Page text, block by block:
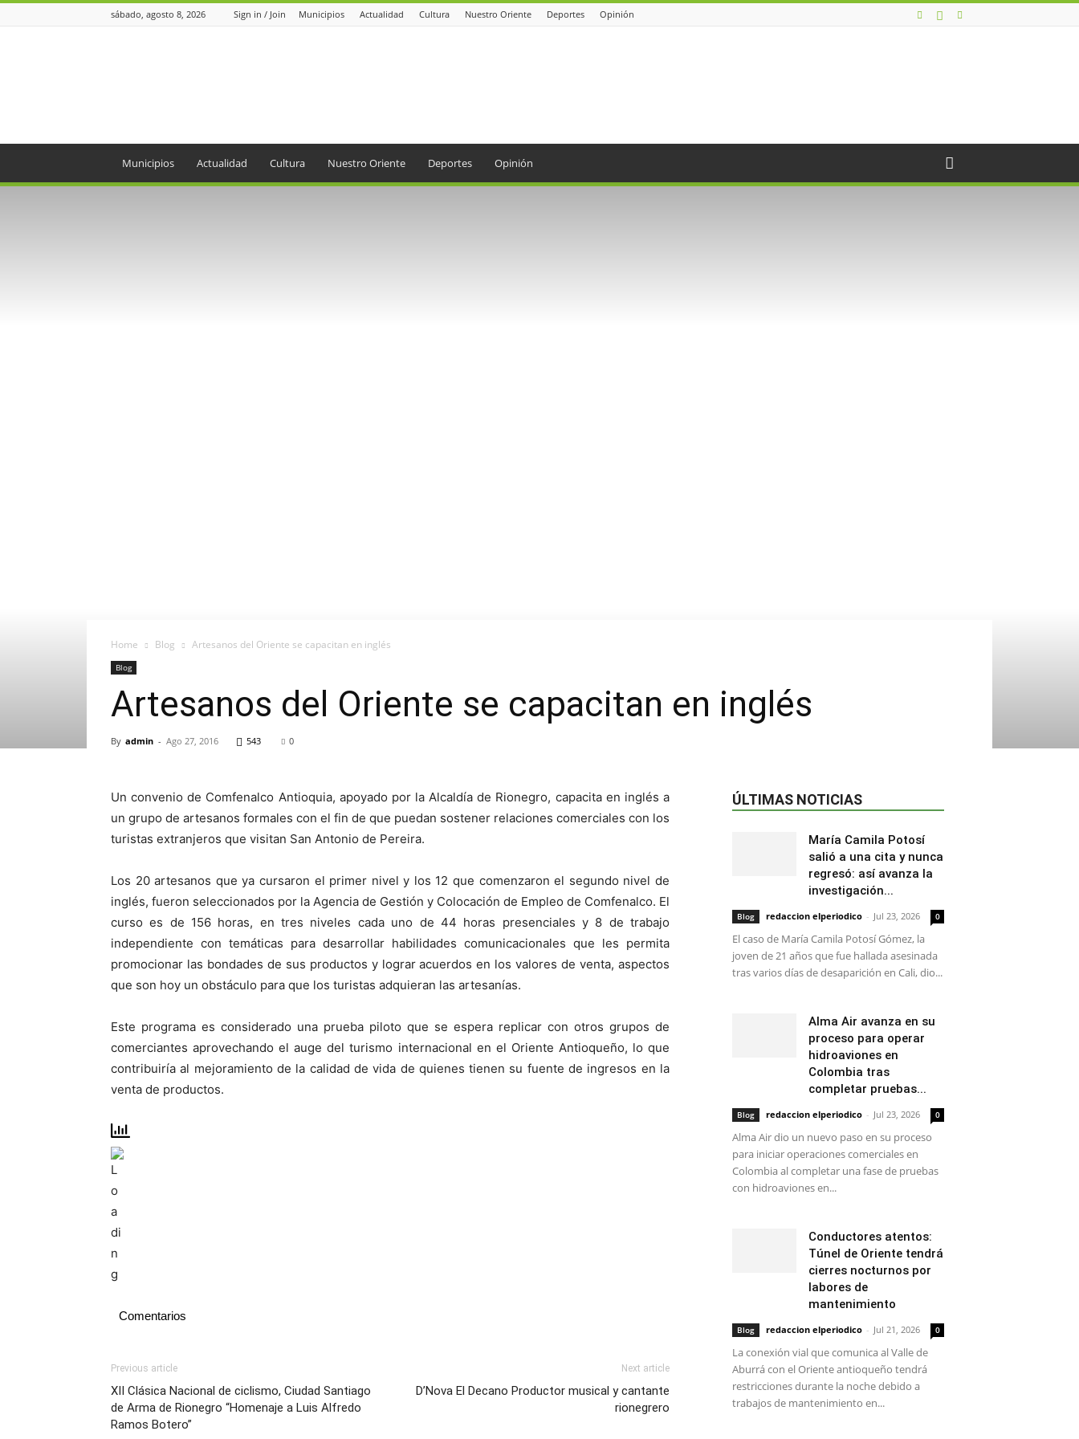
sábado, agosto 8, 2026 Sign in / Join Municipios Actualidad Cultura Nuestro Oriente Deportes Opinión
Municipios Actualidad Cultura Nuestro Oriente Deportes Opinión
Home Blog Artesanos del Oriente se capacitan en inglés
Blog
Artesanos del Oriente se capacitan en inglés
By admin - Ago 27, 2016 543 0
Un convenio de Comfenalco Antioquia, apoyado por la Alcaldía de Rionegro, capacita en inglés a
un grupo de artesanos formales con el fin de que puedan sostener relaciones comerciales con los
turistas extranjeros que visitan San Antonio de Pereira.
Los 20 artesanos que ya cursaron el primer nivel y los 12 que comenzaron el segundo nivel de
inglés, fueron seleccionados por la Agencia de Gestión y Colocación de Empleo de Comfenalco. El
curso es de 156 horas, en tres niveles cada uno de 44 horas presenciales y 8 de trabajo
independiente con temáticas para desarrollar habilidades comunicacionales que les permita
promocionar las bondades de sus productos y lograr acuerdos en los valores de venta, aspectos
que son hoy un obstáculo para que los turistas adquieran las artesanías.
Este programa es considerado una prueba piloto que se espera replicar con otros grupos de
comerciantes aprovechando el auge del turismo internacional en el Oriente Antioqueño, lo que
contribuiría al mejoramiento de la calidad de vida de quienes tienen su fuente de ingresos en la
venta de productos.
Comentarios
Previous article
XII Clásica Nacional de ciclismo, Ciudad Santiago
de Arma de Rionegro “Homenaje a Luis Alfredo
Ramos Botero”
Next article
D’Nova El Decano Productor musical y cantante
rionegrero
ÚLTIMAS NOTICIAS
María Camila Potosí
salió a una cita y nunca
regresó: así avanza la
investigación...
Blog redaccion elperiodico - Jul 23, 2026 0
El caso de María Camila Potosí Gómez, la
joven de 21 años que fue hallada asesinada
tras varios días de desaparición en Cali, dio...
Alma Air avanza en su
proceso para operar
hidroaviones en
Colombia tras
completar pruebas...
Blog redaccion elperiodico - Jul 23, 2026 0
Alma Air dio un nuevo paso en su proceso
para iniciar operaciones comerciales en
Colombia al completar una fase de pruebas
con hidroaviones en...
Conductores atentos:
Túnel de Oriente tendrá
cierres nocturnos por
labores de
mantenimiento
Blog redaccion elperiodico - Jul 21, 2026 0
La conexión vial que comunica al Valle de
Aburrá con el Oriente antioqueño tendrá
restricciones durante la noche debido a
trabajos de mantenimiento en...